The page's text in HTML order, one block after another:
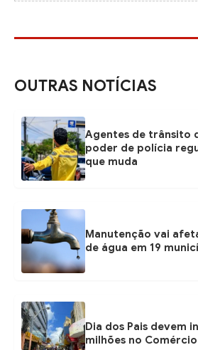
OUTRAS NOTÍCIAS
Agentes de trânsito
poder de polícia
que muda
Manutenção vai
de água em 19
Dia dos Pais devem
milhões no